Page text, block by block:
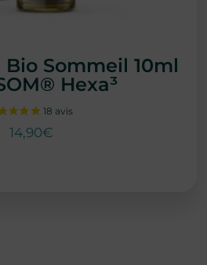
Bio Sommeil 10ml
Hexa³
14,90€